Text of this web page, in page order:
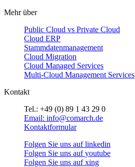
Mehr über
Public Cloud vs Private Cloud
Cloud ERP
Stammdatenmanagement
Cloud Migration
Cloud Managed Services
Multi-Cloud Management Services
Kontakt
Tel.: +49 (0) 89 1 43 29 0
Email: info@comarch.de
Kontaktformular
Folgen Sie uns auflinkedin
Folgen Sie uns aufyoutube
Folgen Sie uns aufxing